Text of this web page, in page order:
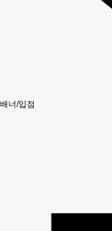
배너/입점